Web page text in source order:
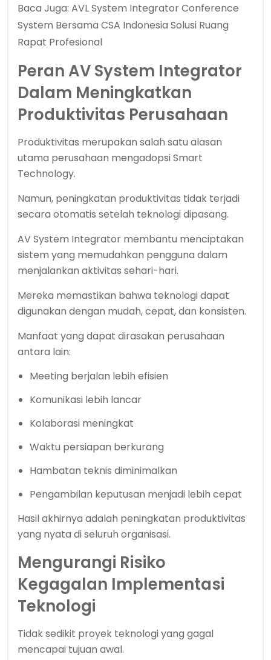
Baca Juga: AVL System Integrator Conference
System Bersama CSA Indonesia Solusi Ruang
Rapat Profesional
Peran AV System Integrator
Dalam Meningkatkan
Produktivitas Perusahaan
Produktivitas merupakan salah satu alasan
utama perusahaan mengadopsi Smart
Technology.
Namun, peningkatan produktivitas tidak terjadi
secara otomatis setelah teknologi dipasang.
AV System Integrator membantu menciptakan
sistem yang memudahkan pengguna dalam
menjalankan aktivitas sehari-hari.
Mereka memastikan bahwa teknologi dapat
digunakan dengan mudah, cepat, dan konsisten.
Manfaat yang dapat dirasakan perusahaan
antara lain:
Meeting berjalan lebih efisien
Komunikasi lebih lancar
Kolaborasi meningkat
Waktu persiapan berkurang
Hambatan teknis diminimalkan
Pengambilan keputusan menjadi lebih cepat
Hasil akhirnya adalah peningkatan produktivitas
yang nyata di seluruh organisasi.
Mengurangi Risiko
Kegagalan Implementasi
Teknologi
Tidak sedikit proyek teknologi yang gagal
mencapai tujuan awal.